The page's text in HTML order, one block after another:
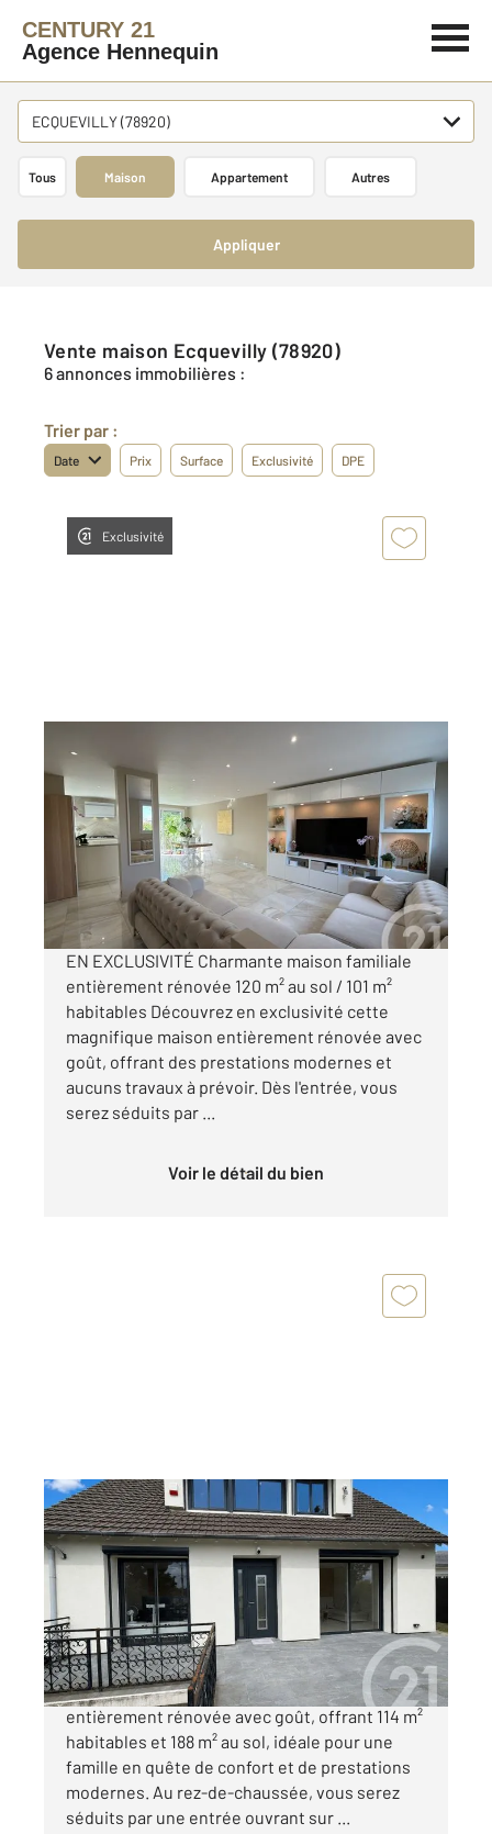
CENTURY 21
Agence Hennequin
ECQUEVILLY (78920)
Tous Maison Appartement Autres
Appliquer
Vente maison Ecquevilly (78920)
6 annonces immobilières :
Trier par :
Date Prix Surface Exclusivité DPE
Exclusivité
ECQUEVILLY 78
101,57 m2, 6 pièces
Ref : 683
Maison à vendre
359 000 €
Visiter le site dédié
EN EXCLUSIVITÉ Charmante maison familiale
entièrement rénovée 120 m² au sol / 101 m²
habitables Découvrez en exclusivité cette
magnifique maison entièrement rénovée avec
goût, offrant des prestations modernes et
aucuns travaux à prévoir. Dès l'entrée, vous
serez séduits par ...
Voir le détail du bien
ECQUEVILLY 78
114 m2, 7 pièces
Ref : 656
Maison à vendre
399 000 €
Venez découvrir cette superbe maison
entièrement rénovée avec goût, offrant 114 m²
habitables et 188 m² au sol, idéale pour une
famille en quête de confort et de prestations
modernes. Au rez-de-chaussée, vous serez
séduits par une entrée ouvrant sur ...